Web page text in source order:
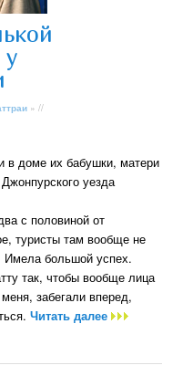
у
» //
в доме их бабушки, матери
уезда
с половиной от
туристы там вообще не
Имела большой успех.
так, чтобы вообще лица
забегали вперед,
Читать далее